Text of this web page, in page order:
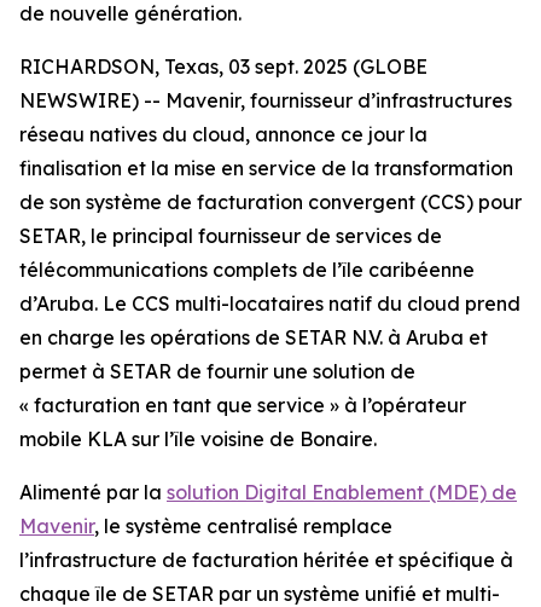
de nouvelle génération.
RICHARDSON, Texas, 03 sept. 2025 (GLOBE
NEWSWIRE) -- Mavenir, fournisseur d’infrastructures
réseau natives du cloud, annonce ce jour la
finalisation et la mise en service de la transformation
de son système de facturation convergent (CCS) pour
SETAR, le principal fournisseur de services de
télécommunications complets de l’île caribéenne
d’Aruba. Le CCS multi-locataires natif du cloud prend
en charge les opérations de SETAR N.V. à Aruba et
permet à SETAR de fournir une solution de
« facturation en tant que service » à l’opérateur
mobile KLA sur l’île voisine de Bonaire.
Alimenté par la solution Digital Enablement (MDE) de
Mavenir, le système centralisé remplace
l’infrastructure de facturation héritée et spécifique à
chaque île de SETAR par un système unifié et multi-